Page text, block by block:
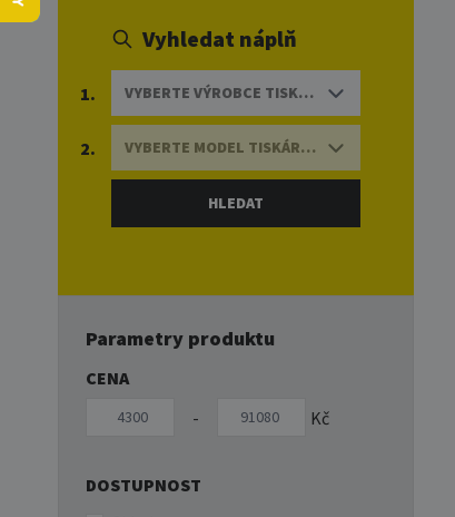
Vyhledat náplň
VYBERTE VÝROBCE TISKÁRNY
1.
VYBERTE MODEL TISKÁRNY
2.
Parametry produktu
CENA
-
Kč
DOSTUPNOST